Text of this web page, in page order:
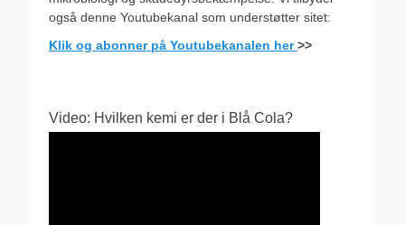
også denne Youtubekanal som understøtter sitet:
Klik og abonner på Youtubekanalen her>>
Video: Hvilken kemi er der i Blå Cola?